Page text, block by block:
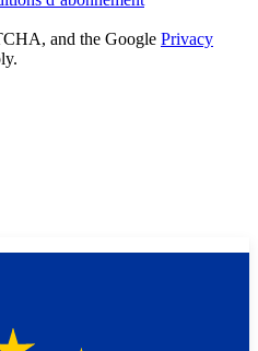
and the Google Privacy